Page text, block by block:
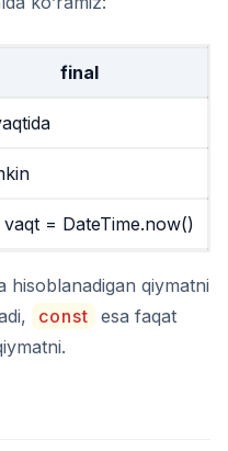
final
= DateTime.now()
hisoblanadigan qiymatni
const esa faqat